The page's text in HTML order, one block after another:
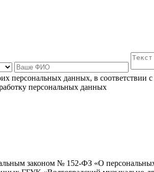
персональных данных, в
персональных данных
законом № 152-ФЗ «О